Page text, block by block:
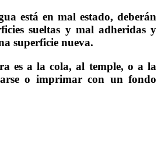
está en mal estado, deberán
sueltas y mal adheridas y
superficie nueva.
es a la cola, al temple, o a la
o imprimar con un fondo